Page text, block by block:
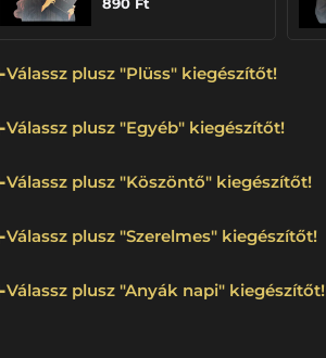
Válassz plusz "Plüss" kiegészítőt!
Válassz plusz "Egyéb" kiegészítőt!
Válassz plusz "Köszöntő" kiegészítőt!
Válassz plusz "Szerelmes" kiegészítőt!
Válassz plusz "Anyák napi" kiegészítőt!